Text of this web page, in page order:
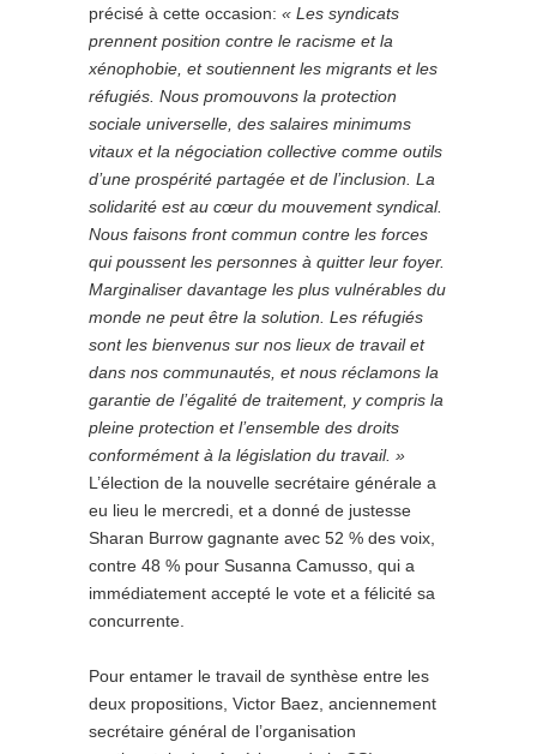
précisé à cette occasion: « Les syndicats
prennent position contre le racisme et la
xénophobie, et soutiennent les migrants et les
réfugiés. Nous promouvons la protection
sociale universelle, des salaires minimums
vitaux et la négociation collective comme outils
d’une prospérité partagée et de l’inclusion. La
solidarité est au cœur du mouvement syndical.
Nous faisons front commun contre les forces
qui poussent les personnes à quitter leur foyer.
Marginaliser davantage les plus vulnérables du
monde ne peut être la solution. Les réfugiés
sont les bienvenus sur nos lieux de travail et
dans nos communautés, et nous réclamons la
garantie de l’égalité de traitement, y compris la
pleine protection et l’ensemble des droits
conformément à la législation du travail. »
L’élection de la nouvelle secrétaire générale a
eu lieu le mercredi, et a donné de justesse
Sharan Burrow gagnante avec 52 % des voix,
contre 48 % pour Susanna Camusso, qui a
immédiatement accepté le vote et a félicité sa
concurrente.
Pour entamer le travail de synthèse entre les
deux propositions, Victor Baez, anciennement
secrétaire général de l’organisation